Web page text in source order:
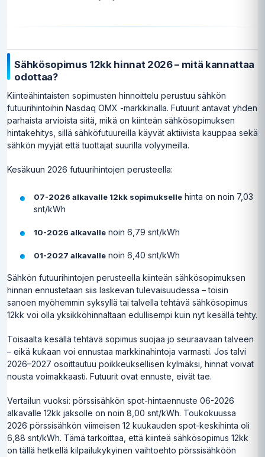
Sähkösopimus 12kk hinnat 2026 – mitä kannattaa
odottaa?
Kiinteähintaisten sopimusten hinnoittelu perustuu sähkön
futuurihintoihin Nasdaq OMX -markkinalla. Futuurit antavat yhden
parhaista arvioista siitä, mikä on kiinteän sähkösopimuksen
hintakehitys, sillä sähköfutuureilla käyvät aktiivista kauppaa sekä
sähkön myyjät että tuottajat suurilla volyymeilla.
Kesäkuun 2026 futuurihintojen perusteella:
07-2026 alkavalle 12kk sopimuksellehinta on noin 7,03
snt/kWh
10-2026 alkavallenoin 6,79 snt/kWh
01-2027 alkavallenoin 6,40 snt/kWh
Sähkön futuurihintojen perusteella kiinteän sähkösopimuksen
hinnan ennustetaan siis laskevan tulevaisuudessa – toisin
sanoen myöhemmin syksyllä tai talvella tehtävä sähkösopimus
12kk voi olla yksikköhinnaltaan edullisempi kuin nyt kesällä tehty.
Toisaalta kesällä tehtävä sopimus suojaa jo seuraavaan talveen
– eikä kukaan voi ennustaa markkinahintoja varmasti. Jos talvi
2026–2027 osoittautuu poikkeuksellisen kylmäksi, hinnat voivat
nousta voimakkaasti. Futuurit ovat ennuste, eivät tae.
Vertailun vuoksi: pörssisähkön spot-hintaennuste 06-2026
alkavalle 12kk jaksolle on noin 8,00 snt/kWh. Toukokuussa
2026 pörssisähkön viimeisen 12 kuukauden spot-keskihinta oli
6,88 snt/kWh. Tämä tarkoittaa, että kiinteä sähkösopimus 12kk
on tällä hetkellä kilpailukykyinen vaihtoehto pörssisähköön